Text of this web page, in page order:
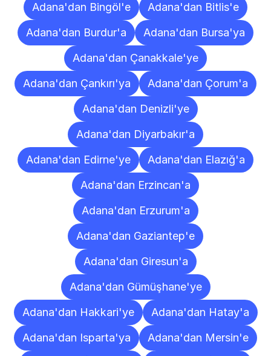
Adana'dan Bingöl'e
Adana'dan Bitlis'e
Adana'dan Burdur'a
Adana'dan Bursa'ya
Adana'dan Çanakkale'ye
Adana'dan Çankırı'ya
Adana'dan Çorum'a
Adana'dan Denizli'ye
Adana'dan Diyarbakır'a
Adana'dan Edirne'ye
Adana'dan Elazığ'a
Adana'dan Erzincan'a
Adana'dan Erzurum'a
Adana'dan Gaziantep'e
Adana'dan Giresun'a
Adana'dan Gümüşhane'ye
Adana'dan Hakkari'ye
Adana'dan Hatay'a
Adana'dan Isparta'ya
Adana'dan Mersin'e